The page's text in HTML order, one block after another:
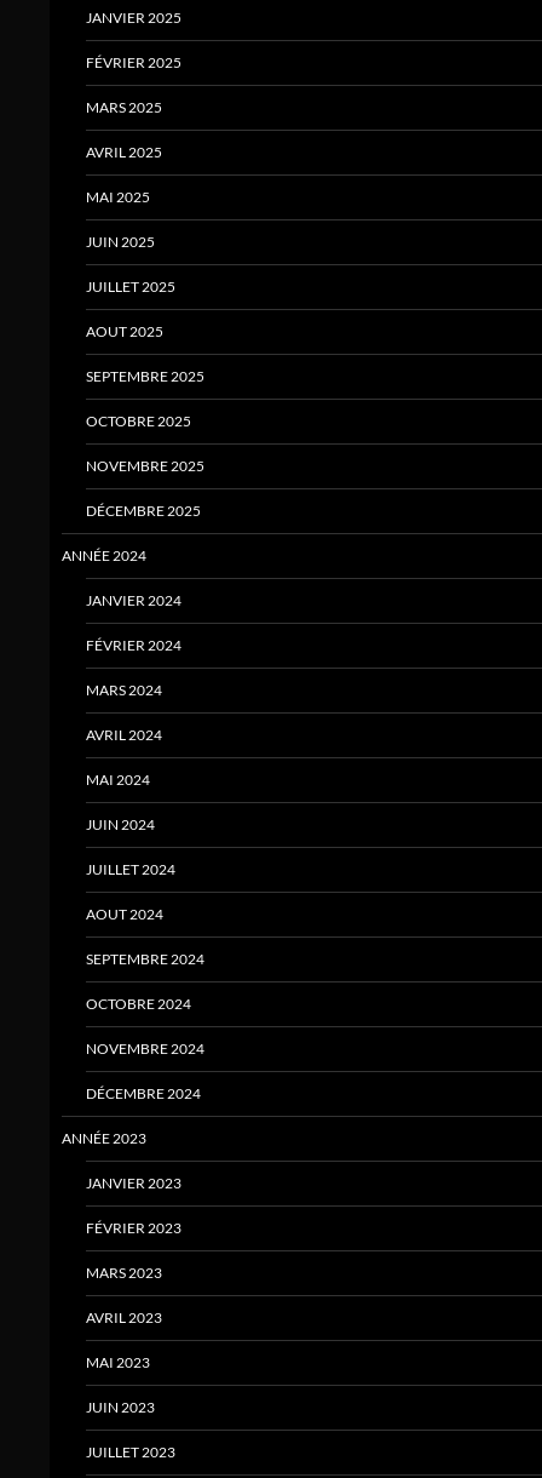
JANVIER 2025
FÉVRIER 2025
MARS 2025
AVRIL 2025
MAI 2025
JUIN 2025
JUILLET 2025
AOUT 2025
SEPTEMBRE 2025
OCTOBRE 2025
NOVEMBRE 2025
DÉCEMBRE 2025
ANNÉE 2024
JANVIER 2024
FÉVRIER 2024
MARS 2024
AVRIL 2024
MAI 2024
JUIN 2024
JUILLET 2024
AOUT 2024
SEPTEMBRE 2024
OCTOBRE 2024
NOVEMBRE 2024
DÉCEMBRE 2024
ANNÉE 2023
JANVIER 2023
FÉVRIER 2023
MARS 2023
AVRIL 2023
MAI 2023
JUIN 2023
JUILLET 2023